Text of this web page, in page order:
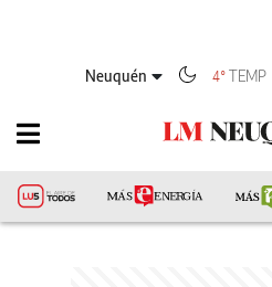
Neuquén 4°TEMP